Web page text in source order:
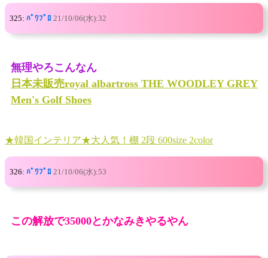
325: ﾊﾟﾜﾌﾟﾛ 21/10/06(水):32
無理やろこんなん
日本未販売royal albartross THE WOODLEY GREY
Men's Golf Shoes
★韓国インテリア★大人気！棚 2段 600size 2color
326: ﾊﾟﾜﾌﾟﾛ 21/10/06(水):53
この解放で35000とかなみきやるやん